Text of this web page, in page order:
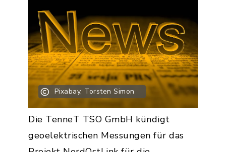
Pixabay, Torsten Simon
Die TenneT TSO GmbH kündigt
geoelektrischen Messungen für das